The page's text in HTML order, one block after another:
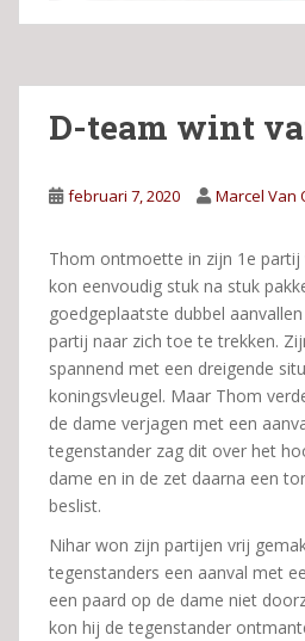
D-team wint
februari 7, 2020 Marcel Van
Thom ontmoette in zijn 1e partij
kon eenvoudig stuk na stuk
goedgeplaatste dubbel
partij naar zich toe te trekken.
spannend met een dreigende
koningsvleugel. Maar Thom
de dame verjagen met een
tegenstander zag dit over het
dame en in de zet daarna een
beslist.
Nihar won zijn partijen vrij
tegenstanders een aanval met
een paard op de dame niet
kon hij de tegenstander